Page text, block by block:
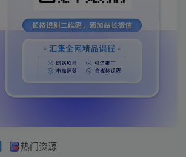
热门资源